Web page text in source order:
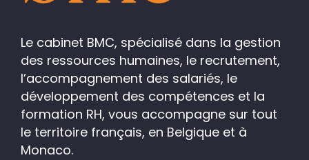
Le cabinet BMC, spécialisé dans la gestion
des ressources humaines, le recrutement,
l’accompagnement des salariés, le
développement des compétences et la
formation RH, vous accompagne sur tout
le territoire français, en Belgique et à
Monaco.